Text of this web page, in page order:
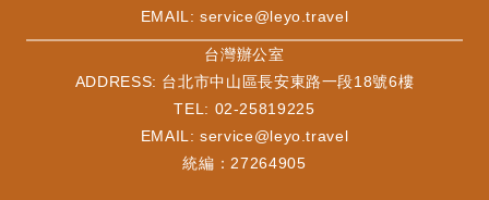
EMAIL:service@leyo.travel
​台灣辦公室
ADDRESS: 台北市中山區長安東路一段18號6樓
TEL: 02-25819225
EMAIL:service@leyo.travel
統編：27264905